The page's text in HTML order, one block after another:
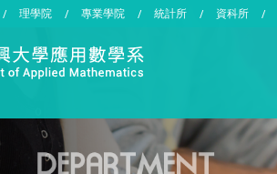
/ 理學院 / 專業學院 / 統計所 / 資科所 /